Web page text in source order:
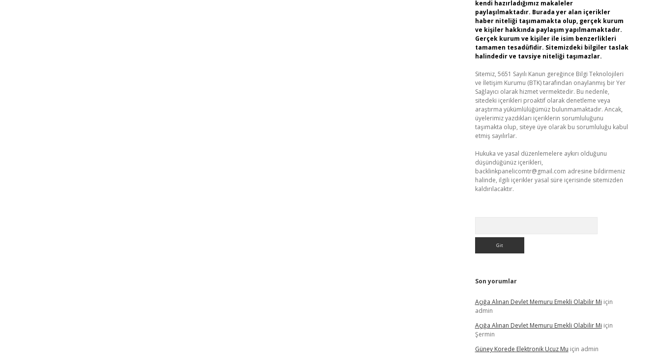
kendi hazırladığımız makaleler
paylaşılmaktadır. Burada yer alan içerikler
haber niteliği taşımamakta olup, gerçek kurum
ve kişiler hakkında paylaşım yapılmamaktadır.
Gerçek kurum ve kişiler ile isim benzerlikleri
tamamen tesadüfidir. Sitemizdeki bilgiler taslak
halindedir ve tavsiye niteliği taşımazlar.
Sitemiz, 5651 Sayılı Kanun gereğince Bilgi Teknolojileri
ve İletişim Kurumu (BTK) tarafından onaylanmış bir Yer
Sağlayıcı olarak hizmet vermektedir. Bu nedenle,
sitedeki içerikleri proaktif olarak denetleme veya
araştırma yükümlülüğümüz bulunmamaktadır. Ancak,
üyelerimiz yazdıkları içeriklerin sorumluluğunu
taşımakta olup, siteye üye olarak bu sorumluluğu kabul
etmiş sayılırlar.
Hukuka ve yasal düzenlemelere aykırı olduğunu
düşündüğünüz içerikleri,
backlinkpanelicomtr@gmail.com adresine bildirmeniz
halinde, ilgili içerikler yasal süre içerisinde sitemizden
kaldırılacaktır.
Son yorumlar
Açığa Alınan Devlet Memuru Emekli Olabilir Mi için
admin
Açığa Alınan Devlet Memuru Emekli Olabilir Mi için
Şermin
Güney Korede Elektronik Ucuz Mu için admin